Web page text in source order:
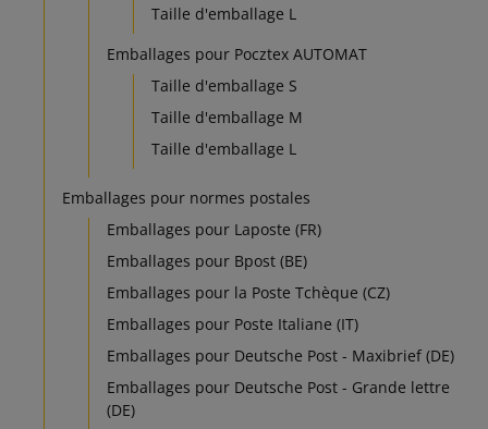
Taille d'emballage L
Emballages pour Pocztex AUTOMAT
Taille d'emballage S
Taille d'emballage M
Taille d'emballage L
Emballages pour normes postales
Emballages pour Laposte (FR)
Emballages pour Bpost (BE)
Emballages pour la Poste Tchèque (CZ)
Emballages pour Poste Italiane (IT)
Emballages pour Deutsche Post - Maxibrief (DE)
Emballages pour Deutsche Post - Grande lettre
(DE)